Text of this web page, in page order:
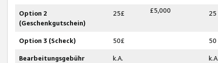
Option 2
(Geschenkgutschein)
25£ £5,000 25
Option 3 (Scheck) 50£ 50
Bearbeitungsgebühr
k.A.